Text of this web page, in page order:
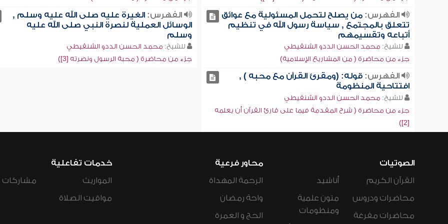
الفهرس:من يصلح لتحمل المسئولية مع عوائق
تتعلق بالمجتمع , سياسة رسول الله في تنظيم
أتباعه وتقسيمهم
للشيخ: محمد الحسن الددو الشنقيطي
جزء من محاضرة ( من المشاريع الإسلامية)
الفهرس: الغيرة عليه صلى الله عليه وسلم ,
الوسائل العملية لنصرة النبي صلى الله عليه
وسلم
للشيخ: محمد الحسن الددو الشنقيطي
جزء من محاضرة ( محبة الرسول ونصرته [3])
الفهرس:قوله: (ومقرئ القرآن مع محبه ) ,
افتتاحية المنظومة
للشيخ: محمد الحسن الددو الشنقيطي
جزء من محاضرة ( شرح المقدمة فيما على قارئ القرآن أن يعلمه
[2])
الصوتيات
القرآن الكريم
محاضرات ودروس
محاضرات مفرغة
أناشيد
متون علمية
ومنظومات
محاور فرعية
الرحمة المهداة
واحة رمضان
الحج و العمرة
خدمات تفاعلية
المواريث
مواقيت الصلاة
مشاركات